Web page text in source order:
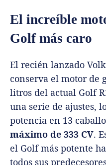
El increíble
Golf más caro
El recién lanzado
conserva el motor de
litros del actual Golf
una serie de ajustes,
potencia en 13
máximo de 333 CV.
el Golf más potente
todos sus